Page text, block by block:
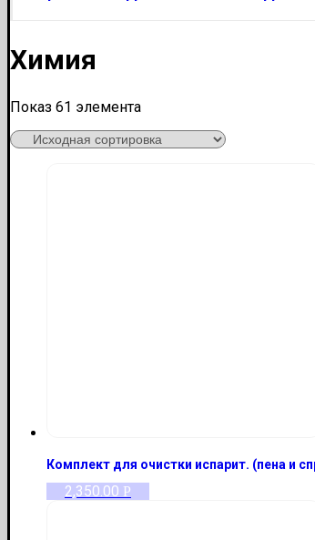
Химия
Показ 61 элемента
Комплект для очистки испарит. (пена и
2,350.00 Р